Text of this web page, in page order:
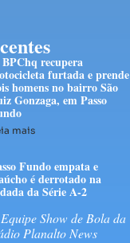
BPChq recupera
furtada e prende
homens no bairro São
Gonzaga, em Passo
mais
Fundo empata e
é derrotado na
da Série A-2
Show de Bola da
Planalto News